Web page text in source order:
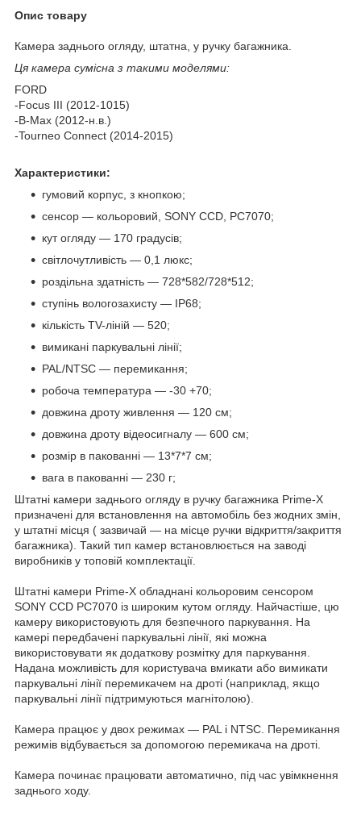
Опис товару
Камера заднього огляду, штатна, у ручку багажника.
Ця камера сумісна з такими моделями:
FORD
-Focus III (2012-1015)
-B-Max (2012-н.в.)
-Tourneo Connect (2014-2015)
Характеристики:
гумовий корпус, з кнопкою;
сенсор — кольоровий, SONY CCD, PC7070;
кут огляду — 170 градусів;
світлочутливість — 0,1 люкс;
роздільна здатність — 728*582/728*512;
ступінь вологозахисту — IP68;
кількість TV-ліній — 520;
вимикані паркувальні лінії;
PAL/NTSC — перемикання;
робоча температура — -30 +70;
довжина дроту живлення — 120 см;
довжина дроту відеосигналу — 600 см;
розмір в пакованні — 13*7*7 см;
вага в пакованні — 230 г;
Штатні камери заднього огляду в ручку багажника Prime-X
призначені для встановлення на автомобіль без жодних змін,
у штатні місця ( зазвичай — на місце ручки відкриття/закриття
багажника). Такий тип камер встановлюється на заводі
виробників у топовій комплектації.
Штатні камери Prime-X обладнані кольоровим сенсором
SONY CCD PC7070 із широким кутом огляду. Найчастіше, цю
камеру використовують для безпечного паркування. На
камері передбачені паркувальні лінії, які можна
використовувати як додаткову розмітку для паркування.
Надана можливість для користувача вмикати або вимикати
паркувальні лінії перемикачем на дроті (наприклад, якщо
паркувальні лінії підтримуються магнітолою).
Камера працює у двох режимах — PAL і NTSC. Перемикання
режимів відбувається за допомогою перемикача на дроті.
Камера починає працювати автоматично, під час увімкнення
заднього ходу.